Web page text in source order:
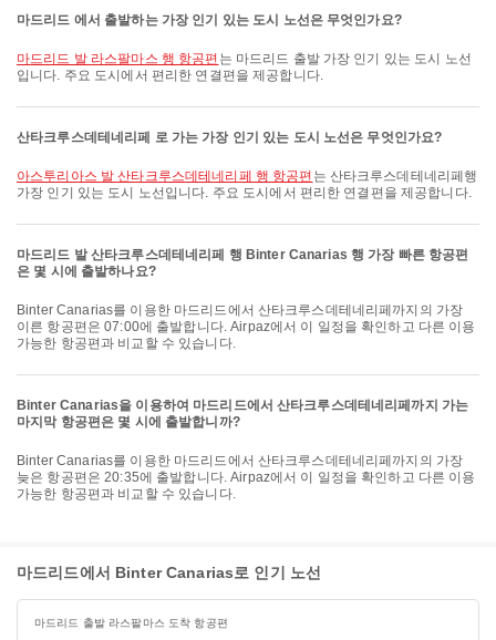
마드리드 에서 출발하는 가장 인기 있는 도시 노선은 무엇인가요?
마드리드 발 라스팔마스 행 항공편 는 마드리드 출발 가장 인기 있는 도시 노선
입니다. 주요 도시에서 편리한 연결편을 제공합니다.
산타크루스데테네리페 로 가는 가장 인기 있는 도시 노선은 무엇인가요?
아스투리아스 발 산타크루스데테네리페 행 항공편 는 산타크루스데테네리페행
가장 인기 있는 도시 노선입니다. 주요 도시에서 편리한 연결편을 제공합니다.
마드리드 발 산타크루스데테네리페 행 Binter Canarias 행 가장 빠른 항공편
은 몇 시에 출발하나요?
Binter Canarias를 이용한 마드리드에서 산타크루스데테네리페까지의 가장
이른 항공편은 07:00에 출발합니다. Airpaz에서 이 일정을 확인하고 다른 이용
가능한 항공편과 비교할 수 있습니다.
Binter Canarias을 이용하여 마드리드에서 산타크루스데테네리페까지 가는
마지막 항공편은 몇 시에 출발합니까?
Binter Canarias를 이용한 마드리드에서 산타크루스데테네리페까지의 가장
늦은 항공편은 20:35에 출발합니다. Airpaz에서 이 일정을 확인하고 다른 이용
가능한 항공편과 비교할 수 있습니다.
마드리드에서 Binter Canarias로 인기 노선
마드리드 출발 라스팔마스 도착 항공편